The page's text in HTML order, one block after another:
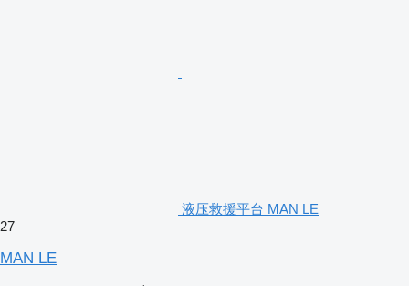
液压救援平台 MAN LE
27
MAN LE